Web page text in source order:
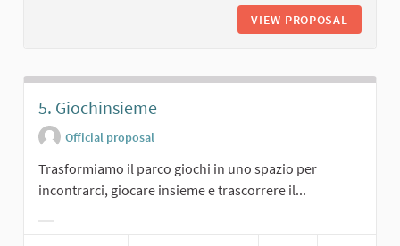
VIEW PROPOSAL
5. Giochinsieme
Official proposal
Trasformiamo il parco giochi in uno spazio per
incontrarci, giocare insieme e trascorrere il...